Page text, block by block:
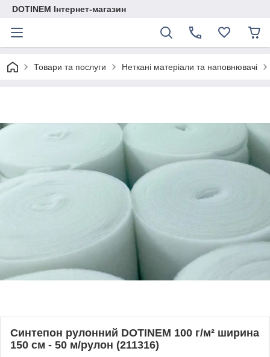
DOTINEM Інтернет-магазин
Товари та послуги Неткані матеріали та наповнювачі
Синтепон рулонний DOTINEM 100 г/м² ширина
150 см - 50 м/рулон (211316)